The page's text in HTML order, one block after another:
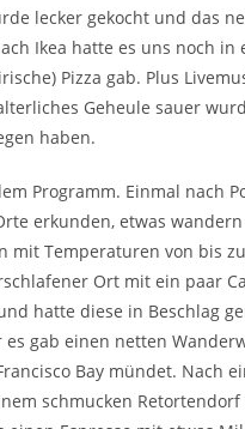
lecker gekocht und das
Ikea hatte es uns noch
Pizza gab. Plus
Geheule sauer
haben.
Programm. Einmal nach
erkunden, etwas
mit Temperaturen von bis
Ort mit ein paar
hatte diese in Beschlag
gab einen netten
Bay mündet. Nach
schmucken